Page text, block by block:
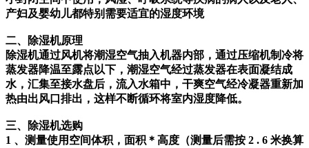
产妇及婴幼儿都特别需要适宜的湿度环境
二、除湿机原理
除湿机通过风机将潮湿空气抽入机器内部，通过压缩机制冷将
蒸发器降温至露点以下，潮湿空气经过蒸发器在表面凝结成
水，汇集至接水盘后，流入水箱中，干爽空气经冷凝器重新加
热由出风口排出，这样不断循环将室内湿度降低。
三、除湿机选购
1 、测量使用空间体积，面积＊高度（测量后需按 2 . 6 米换算